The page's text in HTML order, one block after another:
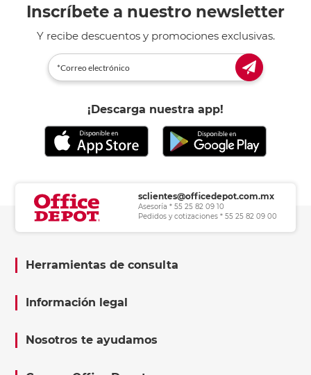
Inscríbete a nuestro newsletter
Y recibe descuentos y promociones exclusivas.
¡Descarga nuestra app!
sclientes@officedepot.com.mx
Asesoría * 55 25 82 09 10
Pedidos y cotizaciones * 55 25 82 09 00
Herramientas de consulta
Información legal
Nosotros te ayudamos